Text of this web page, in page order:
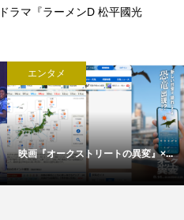
ラマ『ラーメンD 松平國光
エンタメ
映画『オークストリートの異変』×...